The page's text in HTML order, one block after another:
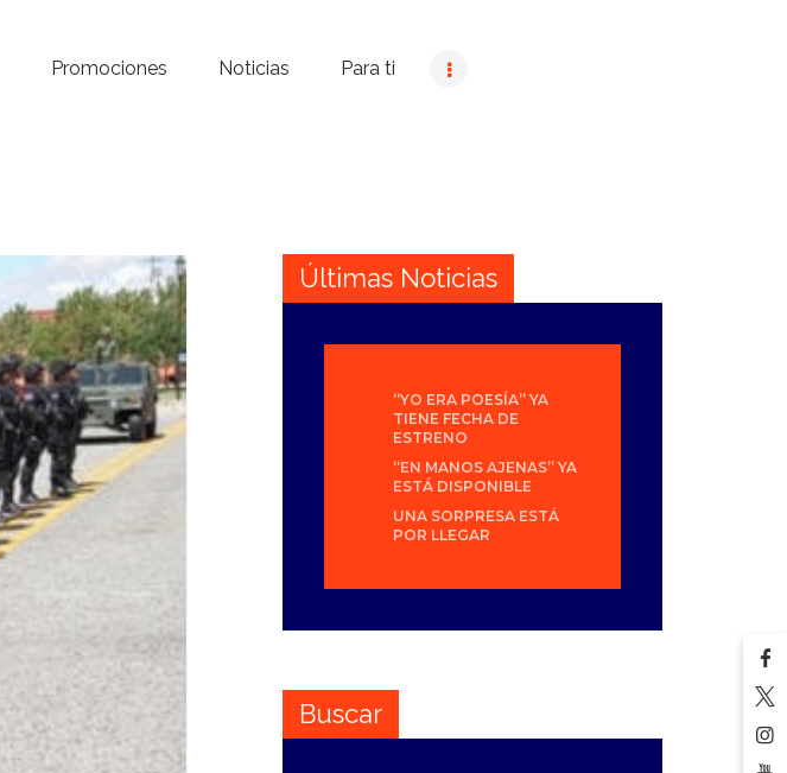
Promociones Noticias Para ti
Últimas Noticias
“YO ERA POESÍA” YA
TIENE FECHA DE
ESTRENO
“EN MANOS AJENAS” YA
ESTÁ DISPONIBLE
UNA SORPRESA ESTÁ
POR LLEGAR
Buscar